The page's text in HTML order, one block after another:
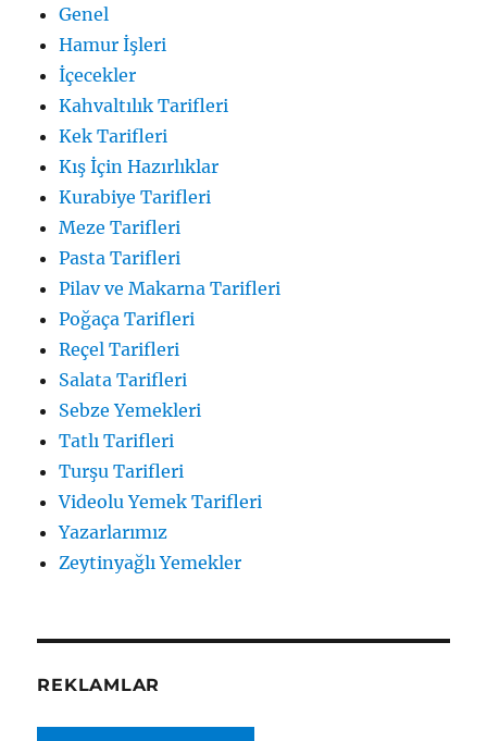
Genel
Hamur İşleri
İçecekler
Kahvaltılık Tarifleri
Kek Tarifleri
Kış İçin Hazırlıklar
Kurabiye Tarifleri
Meze Tarifleri
Pasta Tarifleri
Pilav ve Makarna Tarifleri
Poğaça Tarifleri
Reçel Tarifleri
Salata Tarifleri
Sebze Yemekleri
Tatlı Tarifleri
Turşu Tarifleri
Videolu Yemek Tarifleri
Yazarlarımız
Zeytinyağlı Yemekler
REKLAMLAR